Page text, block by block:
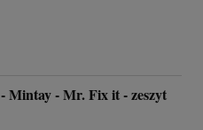
Mintay - Mr. Fix it - zeszyt